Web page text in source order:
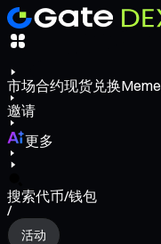
市场合约现货兑换Meme
邀请
更多
搜索代币/钱包
/
活动